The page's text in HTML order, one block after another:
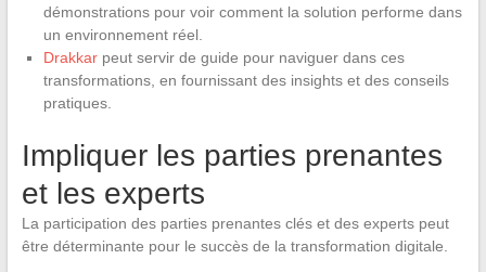
démonstrations pour voir comment la solution performe dans
un environnement réel.
Drakkarpeut servir de guide pour naviguer dans ces
transformations, en fournissant des insights et des conseils
pratiques.
Impliquer les parties prenantes
et les experts
La participation des parties prenantes clés et des experts peut
être déterminante pour le succès de la transformation digitale.